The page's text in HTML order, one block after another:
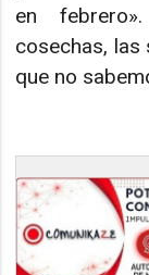
en
cosechas, las
que no